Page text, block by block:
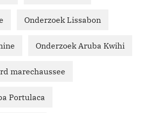
Onderzoek Lissabon
Onderzoek Aruba Kwihi
marechaussee
Portulaca